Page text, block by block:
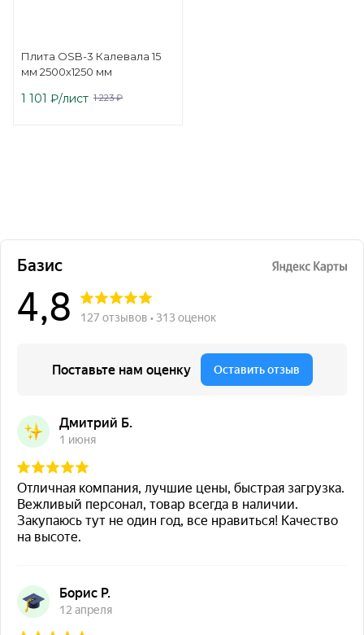
Плита OSB-3 Калевала 15
мм 2500х1250 мм
1 101 ₽/лист 1 223₽